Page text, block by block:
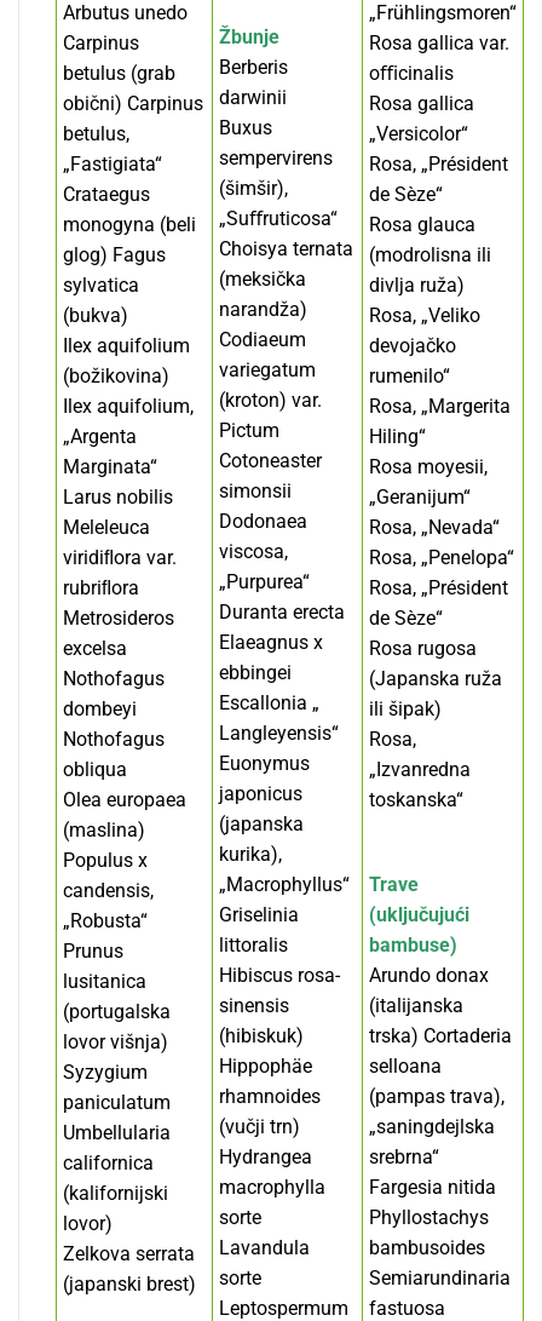
Arbutus unedo
Carpinus
betulus (grab
obični) Carpinus
betulus,
„Fastigiata“
Crataegus
monogyna (beli
glog) Fagus
sylvatica
(bukva)
Ilex aquifolium
(božikovina)
Ilex aquifolium,
„Argenta
Marginata“
Larus nobilis
Meleleuca
viridiﬂora var.
rubriﬂora
Metrosideros
excelsa
Nothofagus
dombeyi
Nothofagus
obliqua
Olea europaea
(maslina)
Populus x
candensis,
„Robusta“
Prunus
lusitanica
(portugalska
lovor višnja)
Syzygium
paniculatum
Umbellularia
californica
(kalifornijski
lovor)
Zelkova serrata
(japanski brest)
Žbunje
Berberis
darwinii
Buxus
sempervirens
(šimšir),
„Suﬀruticosa“
Choisya ternata
(meksička
narandža)
Codiaeum
variegatum
(kroton) var.
Pictum
Cotoneaster
simonsii
Dodonaea
viscosa,
„Purpurea“
Duranta erecta
Elaeagnus x
ebbingei
Escallonia „
Langleyensis“
Euonymus
japonicus
(japanska
kurika),
„Macrophyllus“
Griselinia
littoralis
Hibiscus rosa-
sinensis
(hibiskuk)
Hippophäe
rhamnoides
(vučji trn)
Hydrangea
macrophylla
sorte
Lavandula
sorte
Leptospermum
„Frühlingsmoren“
Rosa gallica var.
oﬃcinalis
Rosa gallica
„Versicolor“
Rosa, „Président
de Sèze“
Rosa glauca
(modrolisna ili
divlja ruža)
Rosa, „Veliko
devojačko
rumenilo“
Rosa, „Margerita
Hiling“
Rosa moyesii,
„Geranijum“
Rosa, „Nevada“
Rosa, „Penelopa“
Rosa, „Président
de Sèze“
Rosa rugosa
(Japanska ruža
ili šipak)
Rosa,
„Izvanredna
toskanska“
Trave
(uključujući
bambuse)
Arundo donax
(italijanska
trska) Cortaderia
selloana
(pampas trava),
„saningdejlska
srebrna“
Fargesia nitida
Phyllostachys
bambusoides
Semiarundinaria
fastuosa